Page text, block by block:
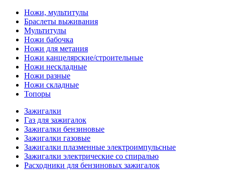
Ножи, мультитулы
Браслеты выживания
Мультитулы
Ножи бабочка
Ножи для метания
Ножи канцелярские/строительные
Ножи нескладные
Ножи разные
Ножи складные
Топоры
Зажигалки
Газ для зажигалок
Зажигалки бензиновые
Зажигалки газовые
Зажигалки плазменные электроимпульсные
Зажигалки электрические со спиралью
Расходники для бензиновых зажигалок